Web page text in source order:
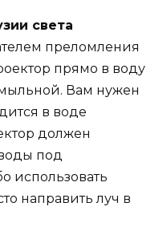
света
преломления
прямо в воду
Вам нужен
в воде
должен
под
использовать
направить луч в